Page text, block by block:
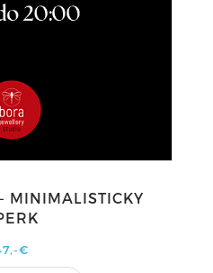
MINIMALISTICKY
€